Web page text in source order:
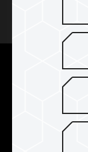
4TB
Sicherung
Das Produkt